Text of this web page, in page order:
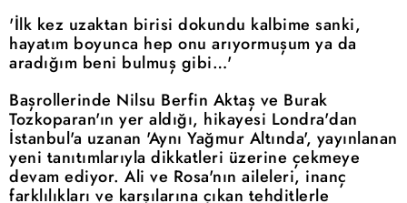
'İlk kez uzaktan birisi dokundu kalbime sanki,
hayatım boyunca hep onu arıyormuşum ya da
aradığım beni bulmuş gibi…'
Başrollerinde Nilsu Berfin Aktaş ve Burak
Tozkoparan'ın yer aldığı, hikayesi Londra'dan
İstanbul'a uzanan 'Aynı Yağmur Altında', yayınlanan
yeni tanıtımlarıyla dikkatleri üzerine çekmeye
devam ediyor. Ali ve Rosa'nın aileleri, inanç
farklılıkları ve karşılarına çıkan tehditlerle